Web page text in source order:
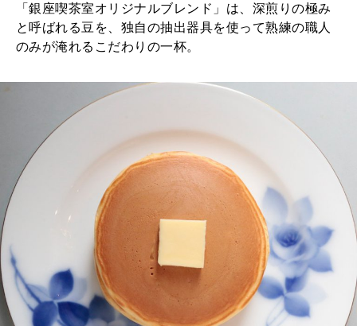
「銀座喫茶室オリジナルブレンド」は、深煎りの極み
と呼ばれる豆を、独自の抽出器具を使って熟練の職人
のみが淹れるこだわりの一杯。